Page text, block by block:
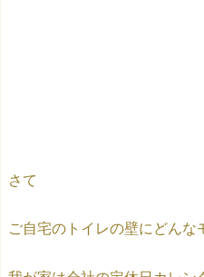
さて
ご自宅のトイレの壁にどんな